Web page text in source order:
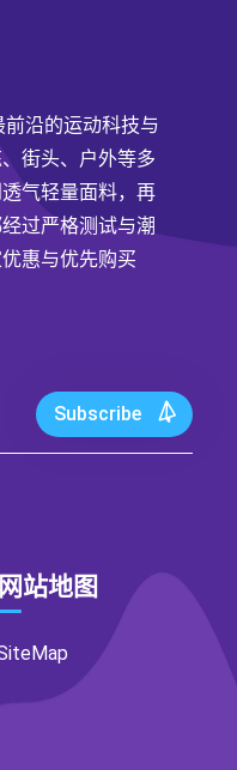
前沿的运动科技与
街头、户外等多
气轻量面料，再
过严格测试与潮
惠与优先购买
Subscribe
网站地图